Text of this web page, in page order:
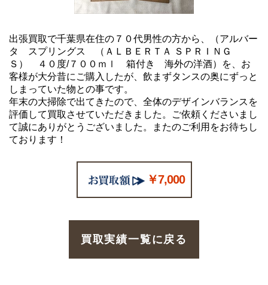
出張買取で千葉県在住の７０代男性の方から、（アルバー
タ スプリングス （ＡＬＢＥＲＴＡ ＳＰＲＩＮＧ
Ｓ） ４０度/７００ｍｌ 箱付き 海外の洋酒）を、お
客様が大分昔にご購入したが、飲まずタンスの奥にずっと
しまっていた物との事です。
年末の大掃除で出てきたので、全体のデザインバランスを
評価して買取させていただきました。ご依頼くださいまし
て誠にありがとうございました。またのご利用をお待ちし
ております！
￥7,000
買取実績一覧に戻る